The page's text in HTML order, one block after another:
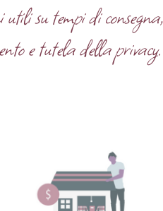
su tempi di consegna,
e tutela della privacy.